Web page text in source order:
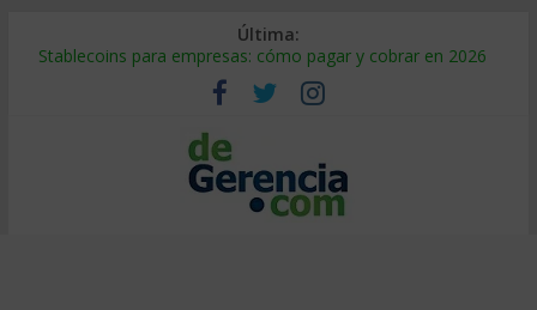
Última:
Stablecoins para empresas: cómo pagar y cobrar en 2026
Despido silencioso: qué es y por qué sale tan caro
IA en selección de personal: cómo auditarla a tiempo
Trabajo forzoso en la cadena de suministro: qué hacer
Mercado hispano de EE. UU.: cómo segmentarlo y venderle